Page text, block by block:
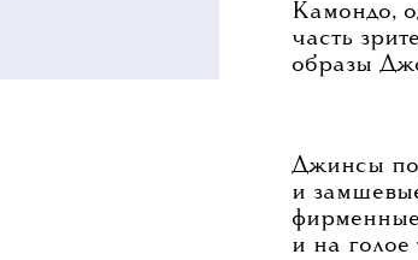
Камондо,
часть
образы
Джинсы
и
и на голое